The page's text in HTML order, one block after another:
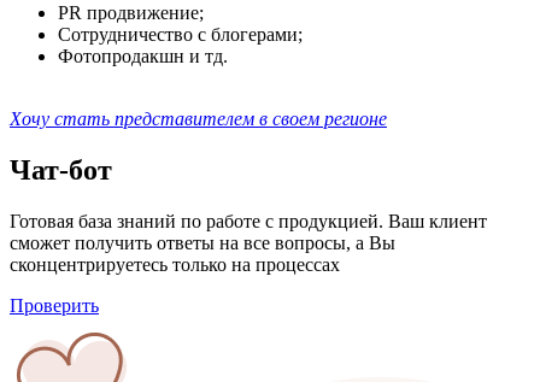
PR продвижение;
Сотрудничество с блогерами;
Фотопродакшн и тд.
Хочу стать представителем в своем регионе
Чат-бот
Готовая база знаний по работе с продукцией. Ваш клиент
сможет получить ответы на все вопросы, а Вы
сконцентрируетесь только на процессах
Проверить